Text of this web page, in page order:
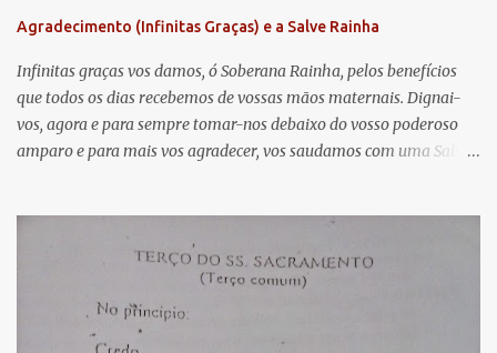
t
á
r
i
o
Agradecimento (Infinitas Graças) e a Salve Rainha
Infinitas graças vos damos, ó Soberana Rainha, pelos benefícios
que todos os dias recebemos de vossas mãos maternais. Dignai-
vos, agora e para sempre tomar-nos debaixo do vosso poderoso
amparo e para mais vos agradecer, vos saudamos com uma Salve
lágrimas. Eia, pois, Advogada nossa, estes vossos olhos
misericordiosos a nós volvei, e depois deste desterro, mostrai-nos
Jesus. Bendito é o fruto do vosso ventre, ó clemente, ó piedosa, ó
doce e sempre Virgem Maria. Rogai por nós Santa Mãe de Deus.